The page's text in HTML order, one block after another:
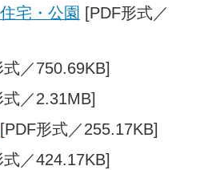
宅・公園 [PDF形式／
式／750.69KB]
式／2.31MB]
[PDF形式／255.17KB]
式／424.17KB]